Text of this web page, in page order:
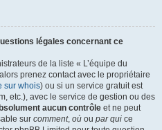
légales concernant ce
de la liste « L’équipe du
prenez contact avec le propriétaire
sur whois) ou si un service gratuit est
etc.), avec le service de gestion ou des
aucun contrôle et ne peut
sur comment, où ou par qui ce